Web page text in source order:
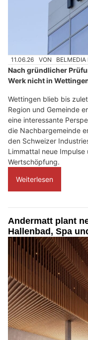
11.06.26 VON BELMEDIA
Nach gründlicher
Werk nicht in
Wettingen blieb bis
Region und Gemeinde
eine interessante
die Nachbargemeinde
den Schweizer
Limmattal neue
Wertschöpfung.
Weiterlesen
Andermatt plant
Hallenbad, Spa